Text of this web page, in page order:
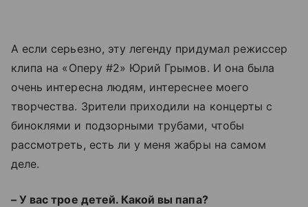
А если серьезно, эту легенду придумал режиссер
клипа на « Оперу #2» Юрий Грымов. И она была
очень интересна людям, интереснее моего
творчества. Зрители приходили на концерты с
биноклями и подзорными трубами, чтобы
рассмотреть, есть ли у меня жабры на самом
деле.
– У вас трое детей. Какой вы папа?